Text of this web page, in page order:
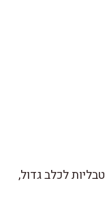
תוסף מפרקים DASUQUIN Nutramax טבליות לכלב גדול,